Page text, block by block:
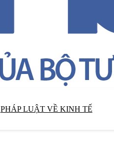
PHÁP LUẬT VỀ KINH TẾ